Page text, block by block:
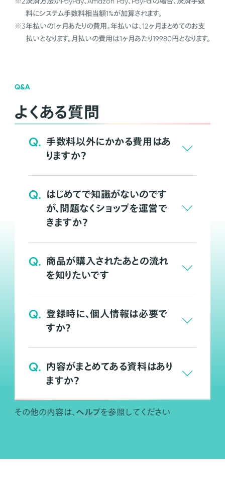
料にシステム手数料相当額1%が加算されます。
※3年払いの1ヶ月あたりの費用。年払いは、12ヶ月まとめてのお支
払いとなります。月払いの費用は1ヶ月あたり19,980円となります。
Q&A
よくある質問
Q. 手数料以外にかかる費用はあ
りますか？
Q. はじめてで知識がないのです
が、問題なくショップを運営で
きますか？
Q. 商品が購入されたあとの流れ
を知りたいです
Q. 登録時に、個人情報は必要で
すか？
Q. 内容がまとめてある資料はあり
ますか？
その他の内容は、 ヘルプを参照してください